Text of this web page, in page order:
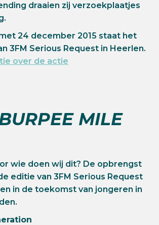
draaien zij verzoekplaatjes
24 december 2015 staat het
3FM Serious Request in Heerlen.
over de actie
MILE
wie doen wij dit? De opbrengst
editie van 3FM Serious Request
in de toekomst van jongeren in